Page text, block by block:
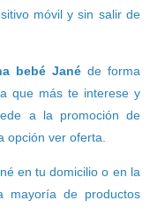
móvil y sin salir de
bebé Janéde forma
que más te interese y
a la promoción de
opción ver oferta.
en tu domicilio o en la
mayoría de productos